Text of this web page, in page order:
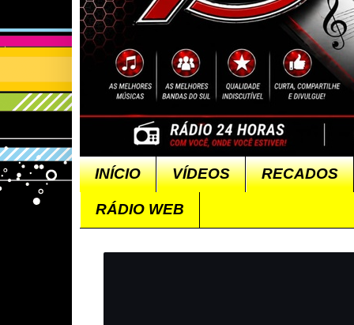
INÍCIO VÍDEOS RECADOS
RÁDIO WEB